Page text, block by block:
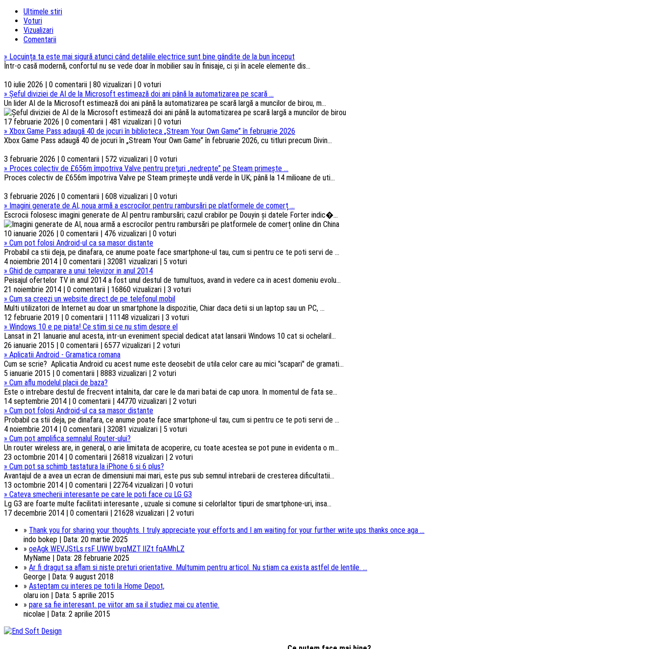
Ultimele stiri
Voturi
Vizualizari
Comentarii
» Locuința ta este mai sigură atunci când detaliile electrice sunt bine gândite de la bun început
Într-o casă modernă, confortul nu se vede doar în mobilier sau în finisaje, ci și în acele elemente dis...
10 iulie 2026 | 0 comentarii | 80 vizualizari | 0 voturi
» Șeful diviziei de AI de la Microsoft estimează doi ani până la automatizarea pe scară ...
Un lider AI de la Microsoft estimează doi ani până la automatizarea pe scară largă a muncilor de birou, m...
17 februarie 2026 | 0 comentarii | 481 vizualizari | 0 voturi
» Xbox Game Pass adaugă 40 de jocuri în biblioteca „Stream Your Own Game” în februarie 2026
Xbox Game Pass adaugă 40 de jocuri în „Stream Your Own Game” în februarie 2026, cu titluri precum Divin...
3 februarie 2026 | 0 comentarii | 572 vizualizari | 0 voturi
» Proces colectiv de £656m împotriva Valve pentru prețuri „nedrepte” pe Steam primește ...
Proces colectiv de £656m împotriva Valve pe Steam primește undă verde în UK; până la 14 milioane de uti...
3 februarie 2026 | 0 comentarii | 608 vizualizari | 0 voturi
» Imagini generate de AI, noua armă a escrocilor pentru rambursări pe platformele de comerț ...
Escrocii folosesc imagini generate de AI pentru rambursări; cazul crabilor pe Douyin și datele Forter indic�...
10 ianuarie 2026 | 0 comentarii | 476 vizualizari | 0 voturi
» Cum pot folosi Android-ul ca sa masor distante
Probabil ca stii deja, pe dinafara, ce anume poate face smartphone-ul tau, cum si pentru ce te poti servi de ...
4 noiembrie 2014 | 0 comentarii | 32081 vizualizari | 5 voturi
» Ghid de cumparare a unui televizor in anul 2014
Peisajul ofertelor TV in anul 2014 a fost unul destul de tumultuos, avand in vedere ca in acest domeniu evolu...
21 noiembrie 2014 | 0 comentarii | 16860 vizualizari | 3 voturi
» Cum sa creezi un website direct de pe telefonul mobil
Multi utilizatori de Internet au doar un smartphone la dispozitie, Chiar daca detii si un laptop sau un PC, ...
12 februarie 2019 | 0 comentarii | 11148 vizualizari | 3 voturi
» Windows 10 e pe piata! Ce stim si ce nu stim despre el
Lansat in 21 Ianuarie anul acesta, intr-un eveniment special dedicat atat lansarii Windows 10 cat si ochelaril...
26 ianuarie 2015 | 0 comentarii | 6577 vizualizari | 2 voturi
» Aplicatii Android - Gramatica romana
Cum se scrie? Aplicatia Android cu acest nume este deosebit de utila celor care au mici "scapari" de gramati...
5 ianuarie 2015 | 0 comentarii | 8883 vizualizari | 2 voturi
» Cum aflu modelul placii de baza?
Este o intrebare destul de frecvent intalnita, dar care le da mari batai de cap unora. In momentul de fata se...
14 septembrie 2014 | 0 comentarii | 44770 vizualizari | 2 voturi
» Cum pot folosi Android-ul ca sa masor distante
Probabil ca stii deja, pe dinafara, ce anume poate face smartphone-ul tau, cum si pentru ce te poti servi de ...
4 noiembrie 2014 | 0 comentarii | 32081 vizualizari | 5 voturi
» Cum pot amplifica semnalul Router-ului?
Un router wireless are, in general, o arie limitata de acoperire, cu toate acestea se pot pune in evidenta o m...
23 octombrie 2014 | 0 comentarii | 26818 vizualizari | 2 voturi
» Cum pot sa schimb tastatura la iPhone 6 si 6 plus?
Avantajul de a avea un ecran de dimensiuni mai mari, este pus sub semnul intrebarii de cresterea dificultatii...
13 octombrie 2014 | 0 comentarii | 22764 vizualizari | 0 voturi
» Cateva smecherii interesante pe care le poti face cu LG G3
Lg G3 are foarte multe facilitati interesante , uzuale si comune si celorlaltor tipuri de smartphone-uri, insa...
17 decembrie 2014 | 0 comentarii | 21628 vizualizari | 2 voturi
» Thank you for sharing your thoughts. I truly appreciate your efforts and I am waiting for your further write ups thanks once aga ...
indo bokep | Data: 20 martie 2025
» oeAgk WEVJStLs rsF UWW byqMZT lIZt fqAMhLZ
MyName | Data: 28 februarie 2025
» Ar fi dragut sa aflam si niste preturi orientative. Multumim pentru articol. Nu stiam ca exista astfel de lentile. ...
George | Data: 9 august 2018
» Asteptam cu interes pe toti la Home Depot,
olaru ion | Data: 5 aprilie 2015
» pare sa fie interesant. pe viitor am sa il studiez mai cu atentie.
nicolae | Data: 2 aprilie 2015